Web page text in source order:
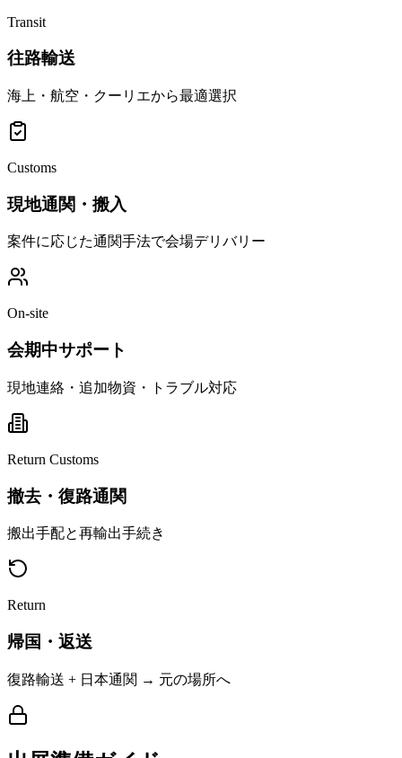
Transit
往路輸送
海上・航空・クーリエから最適選択
Customs
現地通関・搬入
案件に応じた通関手法で会場デリバリー
On-site
会期中サポート
現地連絡・追加物資・トラブル対応
Return Customs
撤去・復路通関
搬出手配と再輸出手続き
Return
帰国・返送
復路輸送 + 日本通関 → 元の場所へ